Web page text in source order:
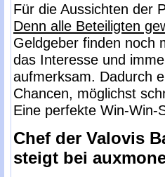
Für die Aussichten der
Denn alle Beteiligten
Geldgeber finden noch
das Interesse und
aufmerksam. Dadurch
Chancen, möglichst
Eine perfekte Win-Win-
Chef der Valovis
steigt bei